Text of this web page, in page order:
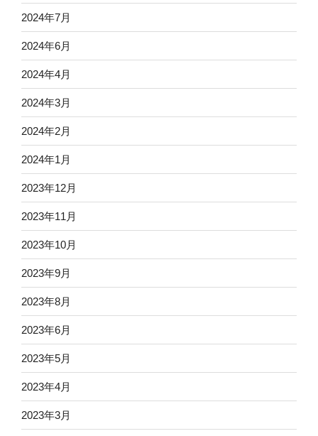
2024年7月
2024年6月
2024年4月
2024年3月
2024年2月
2024年1月
2023年12月
2023年11月
2023年10月
2023年9月
2023年8月
2023年6月
2023年5月
2023年4月
2023年3月